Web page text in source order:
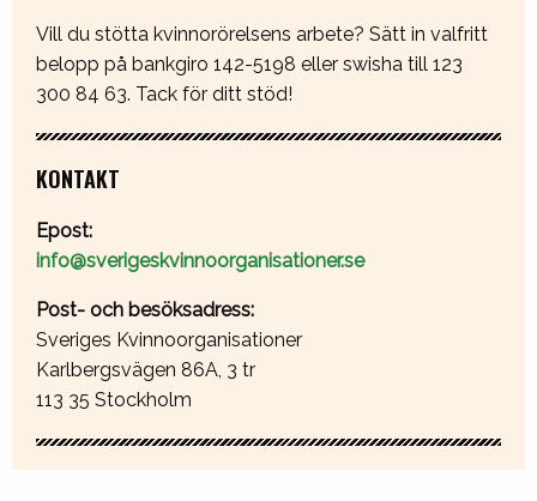
Vill du stötta kvinnorörelsens arbete? Sätt in valfritt
belopp på bankgiro 142-5198 eller swisha till 123
300 84 63. Tack för ditt stöd!
KONTAKT
Epost:
info@sverigeskvinnoorganisationer.se
Post- och besöksadress:
Sveriges Kvinnoorganisationer
Karlbergsvägen 86A, 3 tr
113 35 Stockholm